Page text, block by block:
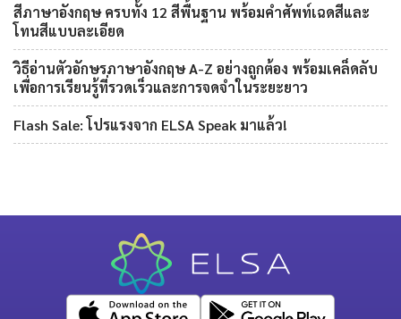
สีภาษาอังกฤษ ครบทั้ง 12 สีพื้นฐาน พร้อมคำศัพท์เฉดสีและ
โทนสีแบบละเอียด
วิธีอ่านตัวอักษรภาษาอังกฤษ A-Z อย่างถูกต้อง พร้อมเคล็ดลับ
เพื่อการเรียนรู้ที่รวดเร็วและการจดจำในระยะยาว
Flash Sale: โปรแรงจาก ELSA Speak มาแล้ว!